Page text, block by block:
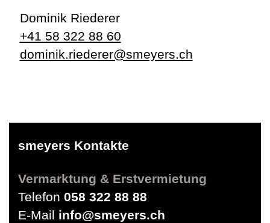
Dominik Riederer
+41 58 322 88 60
dominik.riederer@smeyers.ch
smeyers Kontakte
Vermarktung & Erstvermietung
Telefon 058 322 88 88
E-Mail info@smeyers.ch